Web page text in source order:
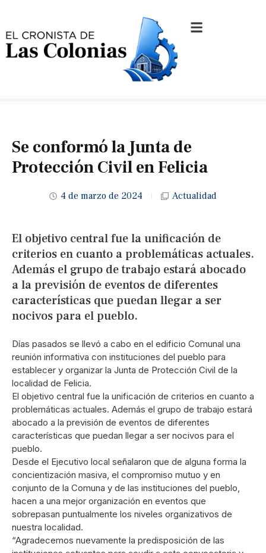
Se conformó la Junta de
Protección Civil en Felicia
4 de marzo de 2024 Actualidad
El objetivo central fue la unificación de
criterios en cuanto a problemáticas actuales.
Además el grupo de trabajo estará abocado
a la previsión de eventos de diferentes
características que puedan llegar a ser
nocivos para el pueblo.
Días pasados se llevó a cabo en el edificio Comunal una
reunión informativa con instituciones del pueblo para
establecer y organizar la Junta de Protección Civil de la
localidad de Felicia.
El objetivo central fue la unificación de criterios en cuanto a
problemáticas actuales. Además el grupo de trabajo estará
abocado a la previsión de eventos de diferentes
características que puedan llegar a ser nocivos para el
pueblo.
Desde el Ejecutivo local señalaron que de alguna forma la
concientización masiva, el compromiso mutuo y en
conjunto de la Comuna y de las instituciones del pueblo,
hacen a una mejor organización en eventos que
sobrepasan puntualmente los niveles organizativos de
nuestra localidad.
“Agradecemos nuevamente la predisposición de las